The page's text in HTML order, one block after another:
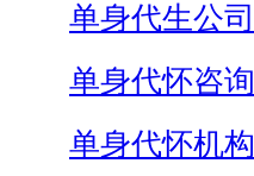
单身代生公司
单身代怀咨询
单身代怀机构